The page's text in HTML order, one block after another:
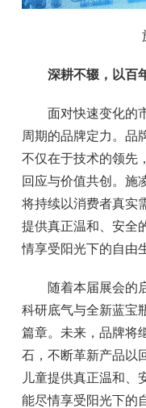
深耕不辍，以百
面对快速变化的
周期的品牌定力。品
不仅在于技术的领先
回应与价值共创。施
将持续以消费者真实
提供真正温和、安全
情享受阳光下的自由
随着本届展会的
科研底气与全新蓝宝
篇章。未来，品牌将
石，不断革新产品以
儿童提供真正温和、
能尽情享受阳光下的